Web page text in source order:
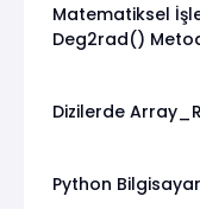
Matematiksel
Deg2rad()
Dizilerde
Python